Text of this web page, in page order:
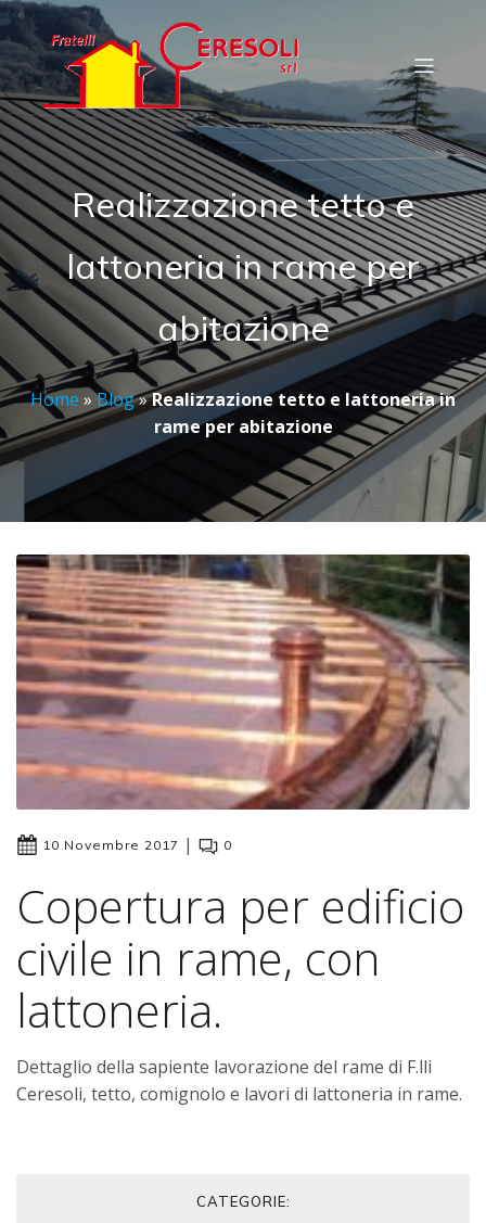
Realizzazione tetto e
lattoneria in rame per
abitazione
Home »Blog»Realizzazione tetto e lattoneria in
rame per abitazione
10 Novembre 2017 | 0
Copertura per edificio
civile in rame, con
lattoneria.
Dettaglio della sapiente lavorazione del rame di F.lli
Ceresoli, tetto, comignolo e lavori di lattoneria in rame.
CATEGORIE: